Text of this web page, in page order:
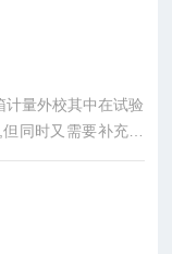
量外校其中在试验
同时又需要补充新
断的加热并保持恒